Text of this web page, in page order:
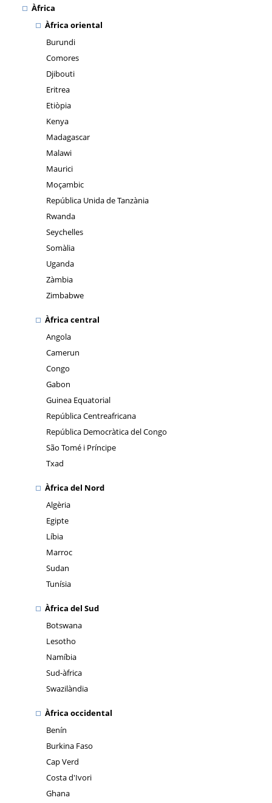
Àfrica
Àfrica oriental
Burundi
Comores
Djibouti
Eritrea
Etiòpia
Kenya
Madagascar
Malawi
Maurici
Moçambic
República Unida de Tanzània
Rwanda
Seychelles
Somàlia
Uganda
Zàmbia
Zimbabwe
Àfrica central
Angola
Camerun
Congo
Gabon
Guinea Equatorial
República Centreafricana
República Democràtica del Congo
São Tomé i Príncipe
Txad
Àfrica del Nord
Algèria
Egipte
Líbia
Marroc
Sudan
Tunísia
Àfrica del Sud
Botswana
Lesotho
Namíbia
Sud-àfrica
Swazilàndia
Àfrica occidental
Benín
Burkina Faso
Cap Verd
Costa d'Ivori
Ghana